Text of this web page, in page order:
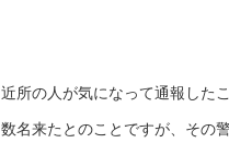
近所の人が気になって通報した
数名来たとのことですが、その